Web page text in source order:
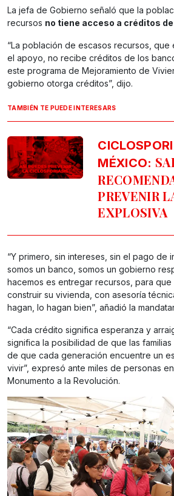
La jefa de Gobierno señaló que la
recursos no tiene acceso a créditos
“La población de escasos recursos, que
el apoyo, no recibe créditos de los
este programa de Mejoramiento de
gobierno otorga créditos”, dijo.
TAMBIÉN TE PUEDE INTERESARS
MÉXICO:
PREVENIR
EXPLOSIVA
“Y primero, sin intereses, sin el pago de
somos un banco, somos un gobierno
hacemos es entregar recursos, para
construir su vivienda, con asesoría
hagan, lo hagan bien”, añadió la
“Cada crédito significa esperanza y
significa la posibilidad de que las
de que cada generación encuentre un
vivir”, expresó ante miles de personas
Monumento a la Revolución.